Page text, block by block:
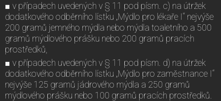
■ v případech uvedených v § 11 pod písm. c) na útržek
dodatkového odběrního lístku „Mýdlo pro lékaře I“ nejvýše
200 gramů jemného mýdla nebo mýdla toaletního a 500
gramů mýdlového prášku nebo 200 gramů pracích
prostředků,
■ v případech uvedených v § 11 pod písm. d) na útržek
dodatkového odběrního lístku „Mýdlo pro zaměstnance I“
nejvýše 125 gramů jádrového mýdla a 250 gramů
mýdlového prášku nebo 100 gramů pracích prostředků.